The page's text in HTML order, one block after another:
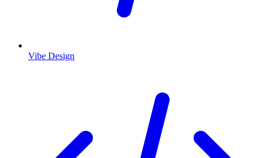
Vibe Design